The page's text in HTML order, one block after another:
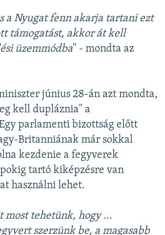
a Nyugat fenn akarja tartani ezt
támogatást, akkor át kell
üzemmódba" - mondta az
június 28-án azt mondta,
kell dupláznia" a
parlamenti bizottság előtt
Britanniának már sokkal
kezdenie a fegyverek
tartó kiképzésre van
használni lehet.
most tehetünk, hogy ...
szerzünk be, a magasabb